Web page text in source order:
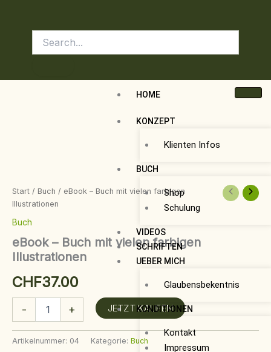
springen
HOME
KONZEPT
Klienten Infos
BUCH
Shop
Schulung
VIDEOS
SCHRIFTEN
UEBER MICH
Glaubensbekentnis
KONDITIONEN
Kontakt
Impressum
Start / Buch / eBook – Buch mit vielen farbigen
Illustrationen
Buch
eBook – Buch mit vielen farbigen
Illustrationen
CHF37.00
-
mit
vielen
farbigen
Menge
+ JETZT KAUFEN
Artikelnummer: 04 Kategorie: Buch